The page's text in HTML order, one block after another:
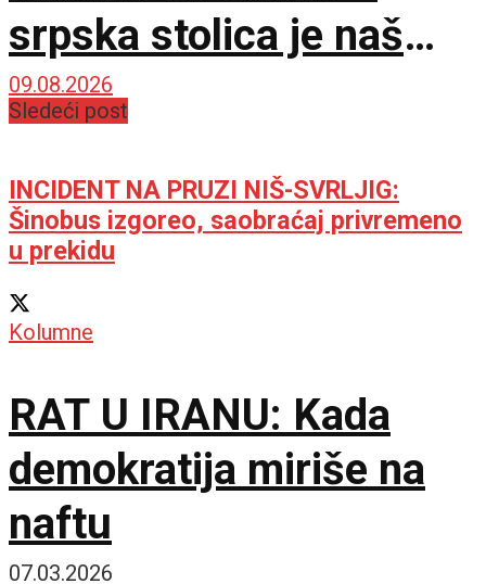
srpska stolica je naš
jedini izbor
09.08.2026
Sledeći post
INCIDENT NA PRUZI NIŠ-SVRLJIG:
Šinobus izgoreo, saobraćaj privremeno
u prekidu
Kolumne
RAT U IRANU: Kada
demokratija miriše na
naftu
07.03.2026